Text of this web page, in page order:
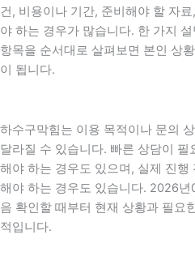
건, 비용이나 기간, 준비해야 할 자
야 하는 경우가 많습니다. 한 가지
항목을 순서대로 살펴보면 본인 상
이 됩니다.
하수구막힘는 이용 목적이나 문의
달라질 수 있습니다. 빠른 상담이 필
해야 하는 경우도 있으며, 실제 진행
해야 하는 경우도 있습니다. 2026
음 확인할 때부터 현재 상황과 필요
적입니다.